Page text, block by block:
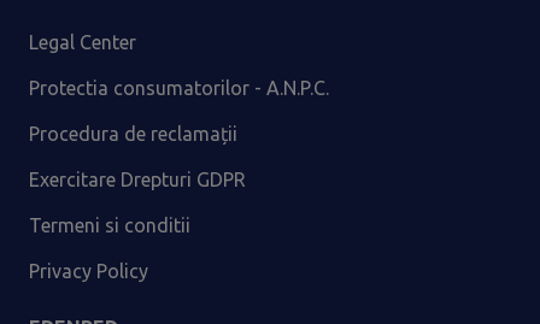
Legal Center
Protectia consumatorilor - A.N.P.C.
Procedura de reclamații
Exercitare Drepturi GDPR
Termeni si conditii
Privacy Policy